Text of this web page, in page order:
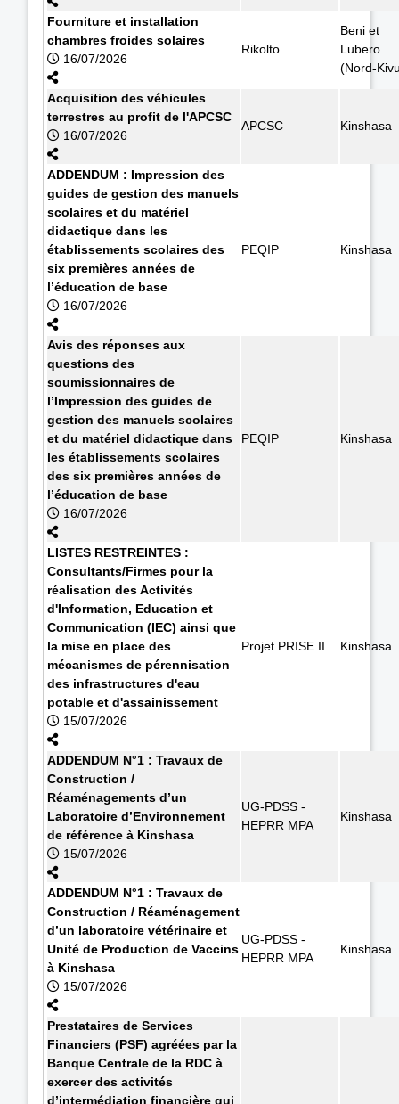
Fourniture et installation
chambres froides solaires
16/07/2026
Rikolto
Beni et
Lubero
(Nord-
Acquisition des véhicules
terrestres au profit de l'APCSC
16/07/2026
APCSC Kinshasa
ADDENDUM : Impression des
guides de gestion des manuels
scolaires et du matériel
didactique dans les
établissements scolaires des
six premières années de
l’éducation de base
16/07/2026
PEQIP Kinshasa
Avis des réponses aux
questions des
soumissionnaires de
l’Impression des guides de
gestion des manuels scolaires
et du matériel didactique dans
les établissements scolaires
des six premières années de
l’éducation de base
16/07/2026
PEQIP Kinshasa
LISTES RESTREINTES :
Consultants/Firmes pour la
réalisation des Activités
d'Information, Education et
Communication (IEC) ainsi que
la mise en place des
mécanismes de pérennisation
des infrastructures d'eau
potable et d'assainissement
15/07/2026
Projet PRISE II Kinshasa
ADDENDUM N°1 : Travaux de
Construction /
Réaménagements d’un
Laboratoire d’Environnement
de référence à Kinshasa
15/07/2026
UG-PDSS -
HEPRR MPA
Kinshasa
ADDENDUM N°1 : Travaux de
Construction / Réaménagement
d’un laboratoire vétérinaire et
Unité de Production de Vaccins
à Kinshasa
15/07/2026
UG-PDSS -
HEPRR MPA
Kinshasa
Prestataires de Services
Financiers (PSF) agréées par la
Banque Centrale de la RDC à
exercer des activités
d’intermédiation financière qui